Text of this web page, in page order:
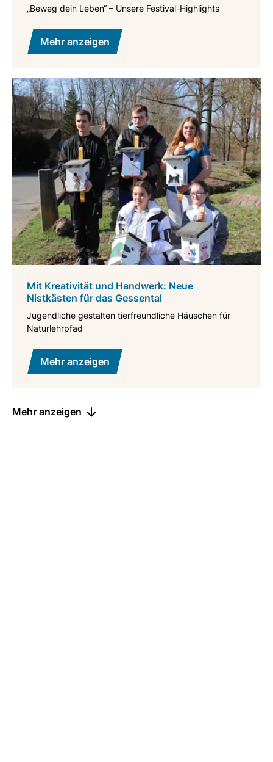
„Beweg dein Leben“ – Unsere Festival-Highlights
Mehr anzeigen
Mit Kreativität und Handwerk: Neue
Nistkästen für das Gessental
Jugendliche gestalten tierfreundliche Häuschen für
Naturlehrpfad
Mehr anzeigen
Mehr anzeigen